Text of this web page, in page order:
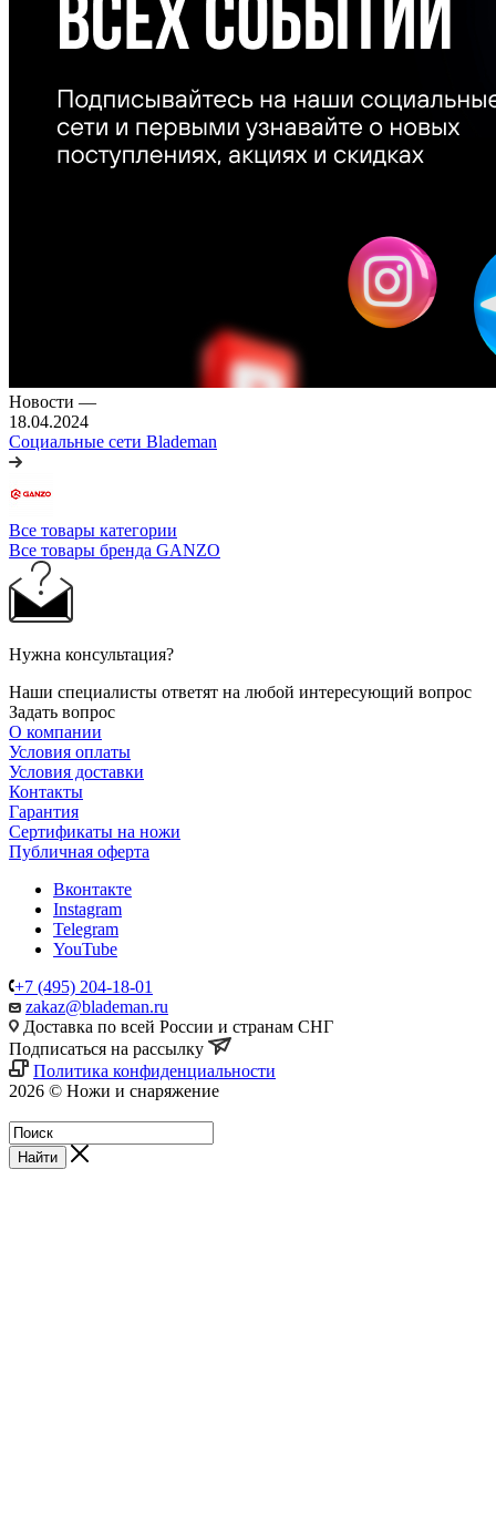
Новости —
18.04.2024
Социальные сети Blademan
Все товары категории
Все товары бренда GANZO
Нужна консультация?
Наши специалисты ответят на любой интересующий вопрос
Задать вопрос
О компании
Условия оплаты
Условия доставки
Контакты
Гарантия
Сертификаты на ножи
Публичная оферта
Вконтакте
Instagram
Telegram
YouTube
+7 (495) 204-18-01
zakaz@blademan.ru
Доставка по всей России и странам СНГ
Подписаться на рассылку
Политика конфиденциальности
2026 © Ножи и снаряжение
Найти